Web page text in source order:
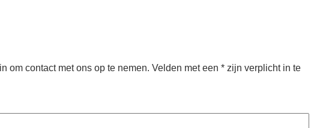
om contact met ons op te nemen. Velden met een * zijn verplicht in te